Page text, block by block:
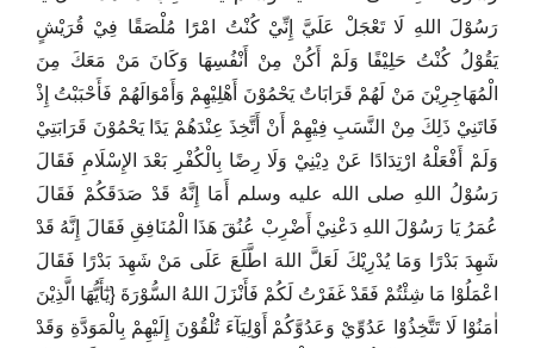
رَسُوْلَ اللهِ لَا تَعْجَلْ عَلَيَّ إِنِّيْ كُنْتُ امْرًَا مُلْصَقًا فِيْ قُرَيْشٍ
يَقُوْلُ كُنْتُ حَلِيْفًا وَلَمْ أَكُنْ مِنْ أَنْفُسِهَا وَكَانَ مَنْ مَعَكَ مِنَ
الْمُهَاجِرِيْنَ مَنْ لَهُمْ قَرَابَاتٌ يَحْمُوْنَ أَهْلِيْهِمْ وَأَمْوَالَهُمْ فَأَحْبَبْتُ إِذْ
فَاتَنِيْ ذَلِكَ مِنْ النَّسَبِ فِيْهِمْ أَنْ أَتَّخِذَ عِنْدَهُمْ يَدًا يَحْمُوْنَ قَرَابَتِيْ
وَلَمْ أَفْعَلْهُ ارْتِدَادًا عَنْ دِيْنِيْ وَلَا رِضًا بِالْكُفْرِ بَعْدَ الإِسْلَامِ فَقَالَ
رَسُوْلُ اللهِ صلى الله عليه وسلم أَمَا إِنَّهُ قَدْ صَدَقَكُمْ فَقَالَ
عُمَرُ يَا رَسُوْلَ اللهِ دَعْنِيْ أَضْرِبْ عُنُقَ هَذَا الْمُنَافِقِ فَقَالَ إِنَّهُ قَدْ
شَهِدَ بَدْرًا وَمَا يُدْرِيْكَ لَعَلَّ اللهَ اطَّلَعَ عَلَى مَنْ شَهِدَ بَدْرًا فَقَالَ
اعْمَلُوْا مَا شِئْتُمْ فَقَدْ غَفَرْتُ لَكُمْ فَأَنْزَلَ اللهُ السُّوْرَةَ {يٰٓأَيُّهَا الَّذِيْنَ
اٰمَنُوْا لَا تَتَّخِذُوْا عَدُوِّيْ وَعَدُوَّكُمْ أَوْلِيَآءَ تُلْقُوْنَ إِلَيْهِمْ بِالْمَوَدَّةِ وَقَدْ